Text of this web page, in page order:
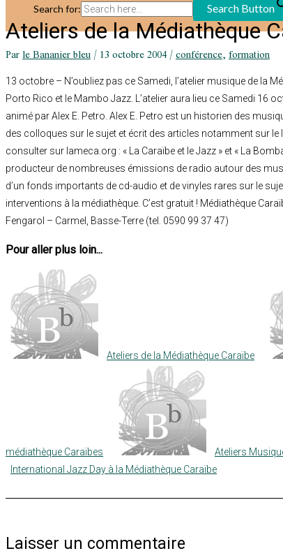
Search for: Search Button
Ateliers de la Médiathèque
Parle Bananier bleu/13 octobre 2004/conférence,formation
13 octobre – N’oubliez pas ce Samedi, l’atelier musique de la
Porto Rico et le Mambo Jazz . L’atelier aura lieu ce Samedi 16
animé par Alex E. Petro. Alex E. Petro est un historien des
des colloques sur le sujet et écrit des articles notamment sur le
consulter sur lameca.org : « La Caraïbe et le Jazz » et « La
producteur de nombreuses émissions de radio autour des
d’un fonds importants de cd-audio et de vinyles rares sur le
interventions à la médiathèque. C’est gratuit ! Médiathèque
Fengarol – Carmel, Basse-Terre (tel. 0590 99 37 47)
Pour aller plus loin...
Ateliers de la Médiathèque Caraïbe
médiathèque Caraïbes
Ateliers
International Jazz Day à la Médiathèque Caraïbe
Laisser un commentaire